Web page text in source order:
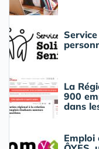
La
900
dans
Emploi